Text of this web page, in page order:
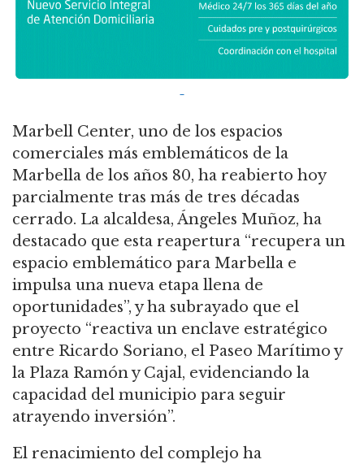
Marbell Center, uno de los espacios
comerciales más emblemáticos de la
Marbella de los años 80, ha reabierto hoy
parcialmente tras más de tres décadas
cerrado. La alcaldesa, Ángeles Muñoz, ha
destacado que esta reapertura “recupera un
espacio emblemático para Marbella e
impulsa una nueva etapa llena de
oportunidades”, y ha subrayado que el
proyecto “reactiva un enclave estratégico
entre Ricardo Soriano, el Paseo Marítimo y
la Plaza Ramón y Cajal, evidenciando la
capacidad del municipio para seguir
atrayendo inversión”.
El renacimiento del complejo ha